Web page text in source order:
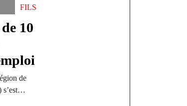
FILS
10
de
s’est…